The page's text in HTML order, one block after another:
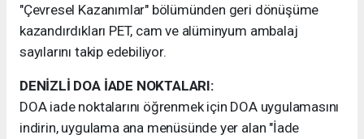
"Çevresel Kazanımlar" bölümünden geri dönüşüme
kazandırdıkları PET, cam ve alüminyum ambalaj
sayılarını takip edebiliyor.
DENİZLİ DOA İADE NOKTALARI:
DOA iade noktalarını öğrenmek için DOA uygulamasını
indirin, uygulama ana menüsünde yer alan "İade